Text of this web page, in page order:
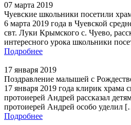
07 марта 2019
Чуевские школьники посетили
6 марта 2019 года в Чуевской
свт. Луки Крымского с. Чуево,
интересного урока школьники
Подробнее
17 января 2019
Поздравление малышей с
17 января 2019 года клирик
протоиерей Андрей рассказал
протоиерей Андрей особо уделил
Подробнее